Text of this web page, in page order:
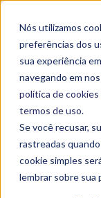
Nós utilizamos
preferências dos
sua experiência
navegando em
política de cookies
termos de uso.
Se você recusar,
rastreadas
cookie simples
lembrar sobre sua